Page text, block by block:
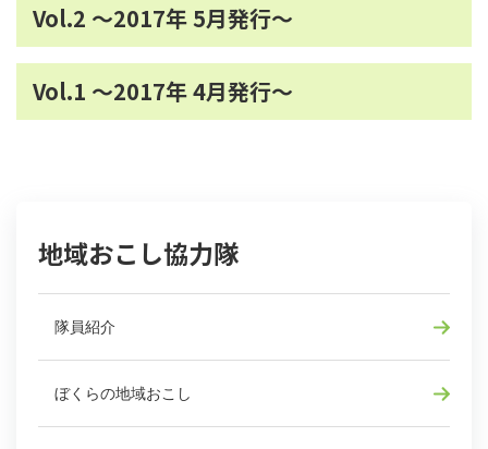
Vol.2 ～2017年 5月発行～
Vol.1 ～2017年 4月発行～
地域おこし協力隊
隊員紹介
ぼくらの地域おこし